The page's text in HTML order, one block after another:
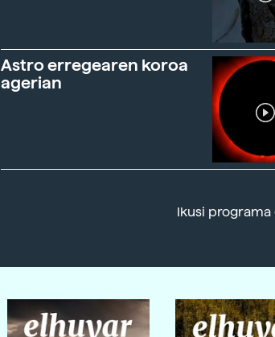
Astro erregearen koroa
agerian
Ikusi programa